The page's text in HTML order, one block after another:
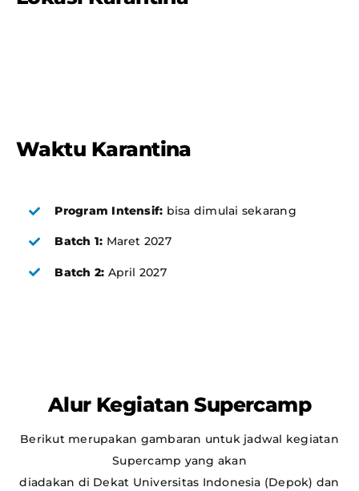
Waktu Karantina
Program Intensif: bisa dimulai sekarang
Batch 1: Maret 2027
Batch 2: April 2027
Alur Kegiatan Supercamp
Berikut merupakan gambaran untuk jadwal kegiatan
Supercamp yang akan
diadakan di Dekat Universitas Indonesia (Depok) dan